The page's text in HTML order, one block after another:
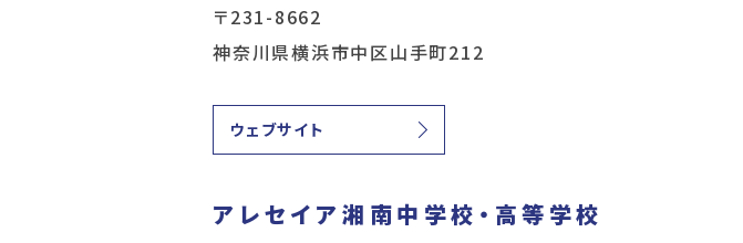
〒231-8662
神奈川県横浜市中区山手町212
ウェブサイト
アレセイア湘南中学校・高等学校